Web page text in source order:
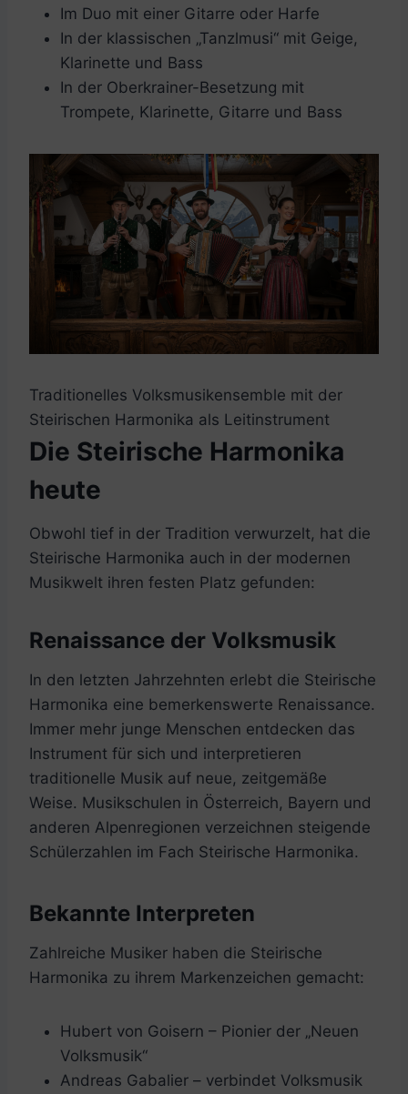
Im Duo mit einer Gitarre oder Harfe
In der klassischen „Tanzlmusi“ mit Geige,
Klarinette und Bass
In der Oberkrainer-Besetzung mit
Trompete, Klarinette, Gitarre und Bass
Traditionelles Volksmusikensemble mit der
Steirischen Harmonika als Leitinstrument
Die Steirische Harmonika
heute
Obwohl tief in der Tradition verwurzelt, hat die
Steirische Harmonika auch in der modernen
Musikwelt ihren festen Platz gefunden:
Renaissance der Volksmusik
In den letzten Jahrzehnten erlebt die Steirische
Harmonika eine bemerkenswerte Renaissance.
Immer mehr junge Menschen entdecken das
Instrument für sich und interpretieren
traditionelle Musik auf neue, zeitgemäße
Weise. Musikschulen in Österreich, Bayern und
anderen Alpenregionen verzeichnen steigende
Schülerzahlen im Fach Steirische Harmonika.
Bekannte Interpreten
Zahlreiche Musiker haben die Steirische
Harmonika zu ihrem Markenzeichen gemacht:
Hubert von Goisern – Pionier der „Neuen
Volksmusik“
Andreas Gabalier – verbindet Volksmusik